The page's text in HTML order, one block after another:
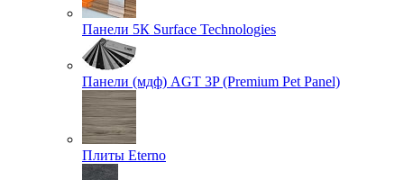
Панели 5К Surface Technologies
Панели (мдф) AGT 3P (Premium Pet Panel)
Плиты Eterno